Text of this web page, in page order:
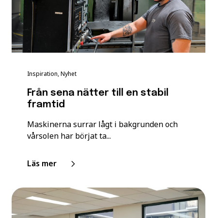
Inspiration, Nyhet
Från sena nätter till en stabil
framtid
Maskinerna surrar lågt i bakgrunden och
vårsolen har börjat ta...
Läs mer